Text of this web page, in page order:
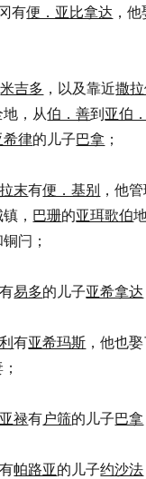
有便．亚比拿达 ，
米吉多 ，以及靠近撒
地，从伯．善到亚伯
希律的儿子巴拿 ；
拉末有便．基别 ，他
， 巴珊的亚珥歌伯
闩；
有易多的儿子亚希拿达
有亚希玛斯 ，他也
亚禄有户筛的儿子巴拿
有帕路亚的儿子约沙法